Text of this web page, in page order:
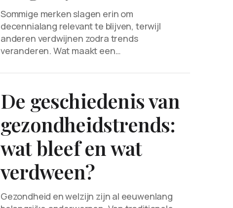
Sommige merken slagen erin om
decennialang relevant te blijven, terwijl
anderen verdwijnen zodra trends
veranderen. Wat maakt een…
De geschiedenis van
gezondheidstrends:
wat bleef en wat
verdween?
Gezondheid en welzijn zijn al eeuwenlang